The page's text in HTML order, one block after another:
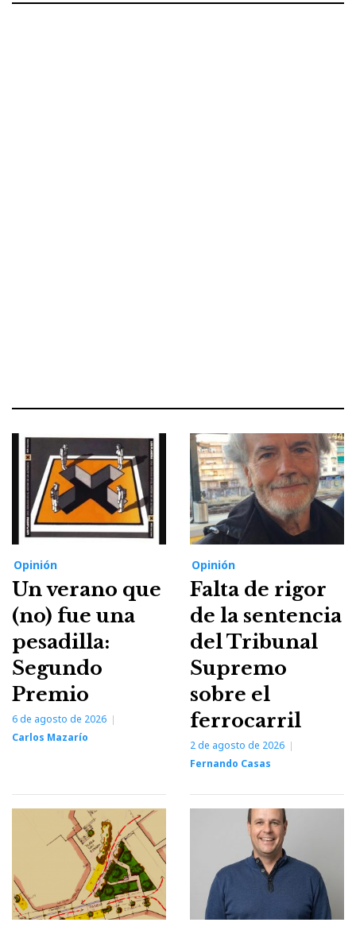
Opinión
Un verano que
(no) fue una
pesadilla:
Segundo
Premio
6 de agosto de 2026
Carlos Mazarío
Opinión
Falta de rigor
de la sentencia
del Tribunal
Supremo
sobre el
ferrocarril
2 de agosto de 2026
Fernando Casas